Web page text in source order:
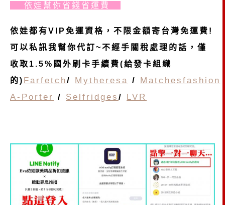
依娃幫你省錢省運費
依娃都有VIP免運資格，不限金額寄台灣免運費!
可以私訊我幫你代訂~不經手關稅處理的話，僅
收取1.5%國外刷卡手續費(給發卡組織
的) Farfetch/ Mytheresa / Matchesfashion
A-Porter
/ Selfridges / LVR